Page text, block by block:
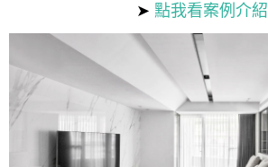
➤ 點我看案例介紹